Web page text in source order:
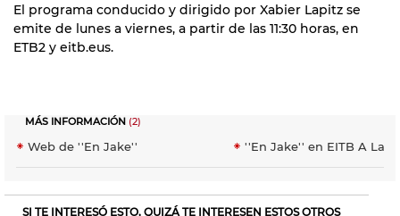
El programa conducido y dirigido por Xabier Lapitz se
emite de lunes a viernes, a partir de las 11:30 horas, en
ETB2 y eitb.eus.
MÁS INFORMACIÓN (2)
Web de ''En Jake'' ''En Jake'' en EITB A La
SI TE INTERESÓ ESTO, QUIZÁ TE INTERESEN ESTOS OTROS